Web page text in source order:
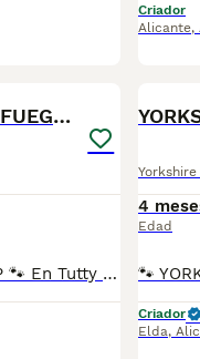
Criador
Alicante,
FINANCIAMOS YORKSHIRE TERRIER NEGRO FUEGO MACHO
34 672 515 514 ATENDEMOS LLAMADAS Y WHATSAPP 🐾 En Tutty Pets Love trabajamos con pasión y responsabilidad para ofrecerte compañeros de vida sanos, equilibrados y con todas las garantías. Te garantizamos: ✅ Vacunas correspondientes a su edad. ✅ Cartilla veterinaria. ✅ Desparasitación interna y externa. ✅ Pasaporte y microchip. ✅ Garantías víricas y congénitas. ✅ Contrato de compraventa sellado por la empresa. ✅ Envíos a toda la península (según kilometraje). ✅ Financiación a medida de 6 a 48 meses, con y sin intereses. 💕 Listo para encontrar una familia que le quiera para toda la vida. 📩 Solicita más información sin compromiso. 🐶 Tutty Pets love ,donde nacen grandes compañeros. 34 672 515 514 ATENDEMOS LLAMADAS Y WHATSAPP 🐾
4
Edad
Criador
Elda,